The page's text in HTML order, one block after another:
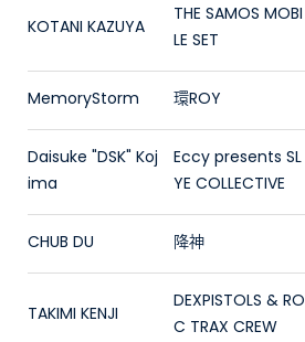
KOTANI KAZUYA
THE SAMOS MOBI
LE SET
MemoryStorm 環ROY
Daisuke "DSK" Koj
ima
Eccy presents SL
YE COLLECTIVE
CHUB DU 降神
TAKIMI KENJI
DEXPISTOLS & RO
C TRAX CREW